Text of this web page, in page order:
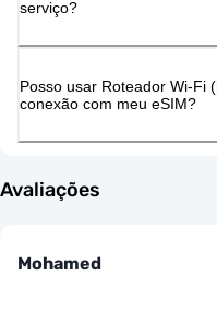
serviço?
Posso usar Roteador Wi-Fi
conexão com meu eSIM?
Avaliações
Mohamed